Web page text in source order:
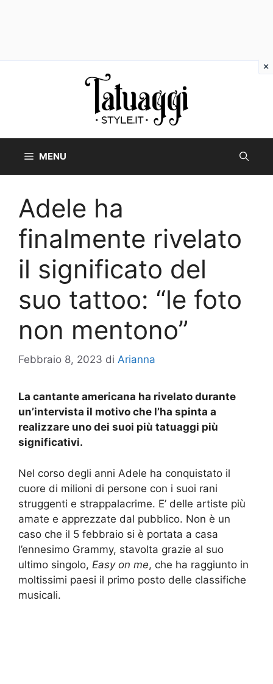
MENU
Adele ha
finalmente rivelato
il significato del
suo tattoo: “le foto
non mentono”
Febbraio 8, 2023 di Arianna
La cantante americana ha rivelato durante
un’intervista il motivo che l’ha spinta a
realizzare uno dei suoi più tatuaggi più
significativi.
Nel corso degli anni Adele ha conquistato il
cuore di milioni di persone con i suoi rani
struggenti e strappalacrime. E’ delle artiste più
amate e apprezzate dal pubblico. Non è un
caso che il 5 febbraio si è portata a casa
l’ennesimo Grammy, stavolta grazie al suo
ultimo singolo, Easy on me, che ha raggiunto in
moltissimi paesi il primo posto delle classifiche
musicali.